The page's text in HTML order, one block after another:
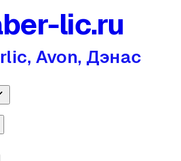
lic.ru
Avon, Дэнас